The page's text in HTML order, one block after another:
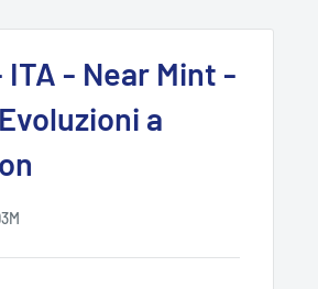
ITA - Near Mint -
a